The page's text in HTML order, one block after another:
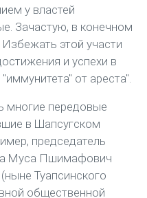
у властей
Зачастую, в конечном
этой участи
и успехи в
от ареста".
многие передовые
в Шапсугском
председатель
Муса Пшимафович
Туапсинского
общественной